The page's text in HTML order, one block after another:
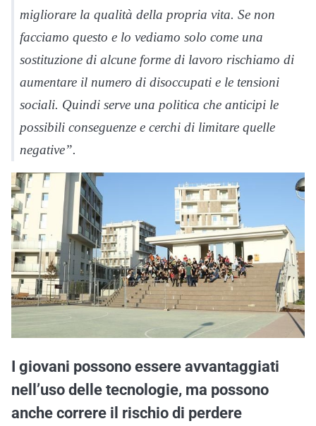
migliorare la qualità della propria vita. Se non
facciamo questo e lo vediamo solo come una
sostituzione di alcune forme di lavoro rischiamo di
aumentare il numero di disoccupati e le tensioni
sociali. Quindi serve una politica che anticipi le
possibili conseguenze e cerchi di limitare quelle
negative”.
I giovani possono essere avvantaggiati
nell’uso delle tecnologie, ma possono
anche correre il rischio di perdere